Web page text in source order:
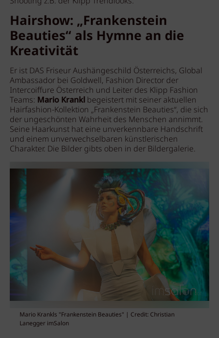
Hairshow: „Frankenstein
Beauties“ als Hymne an die
Kreativität
Er ist DAS Friseur Aushängeschild Österreichs, Global
Ambassador bei Goldwell, Fashion Director der
Intercoiffure Österreich und Leiter des Klipp Fashion
Teams: Mario Krankl begeistert mit seiner aktuellen
Hairfashion-Kollektion „Frankenstein Beauties“, die sich
der ungeschönten Wahrheit des Menschen annimmt.
Seine Haarkunst hat eine unverkennbare Handschrift
und einem unverwechselbaren künstlerischen
Charakter. Die Bilder gibts oben in der Bildergalerie.
Mario Krankls "Frankenstein Beauties" | Credit: Christian
Lanegger imSalon